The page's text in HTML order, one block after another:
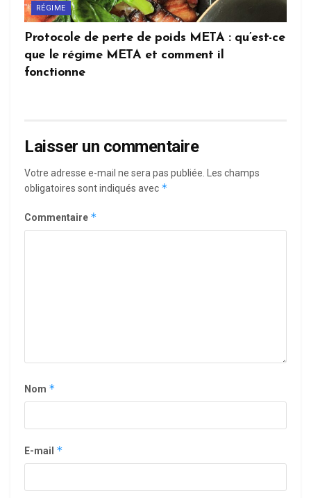
RÉGIME
Protocole de perte de poids META : qu’est-ce
que le régime META et comment il
fonctionne
Laisser un commentaire
Votre adresse e-mail ne sera pas publiée. Les champs
obligatoires sont indiqués avec *
Commentaire *
Nom *
E-mail *